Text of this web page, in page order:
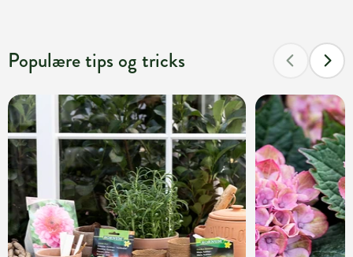
Populære tips og tricks